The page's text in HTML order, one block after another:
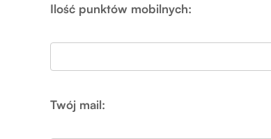
Ilość punktów mobilnych:
Twój mail: